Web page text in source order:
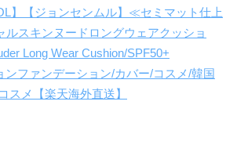
】【ジョンセンムル】≪セミマット仕上
スキンヌードロングウェアクッショ
Long Wear Cushion/SPF50+
ンファンデーション/カバー/コスメ/韓国
スメ【楽天海外直送】